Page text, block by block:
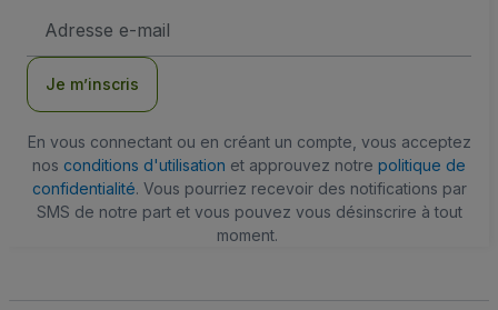
e-
Je m’inscris
En vous connectant ou en créant un compte, vous acceptez
nos conditions d'utilisation et approuvez notre politique de
confidentialité. Vous pourriez recevoir des notifications par
SMS de notre part et vous pouvez vous désinscrire à tout
moment.